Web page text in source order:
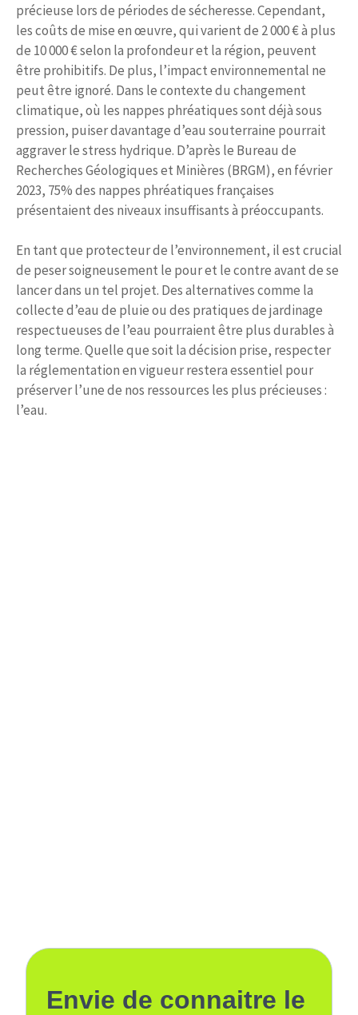
précieuse lors de périodes de sécheresse. Cependant,
les coûts de mise en œuvre, qui varient de 2 000 € à plus
de 10 000 € selon la profondeur et la région, peuvent
être prohibitifs. De plus, l’impact environnemental ne
peut être ignoré. Dans le contexte du changement
climatique, où les nappes phréatiques sont déjà sous
pression, puiser davantage d’eau souterraine pourrait
aggraver le stress hydrique. D’après le Bureau de
Recherches Géologiques et Minières (BRGM), en février
2023, 75% des nappes phréatiques françaises
présentaient des niveaux insuffisants à préoccupants.
En tant que protecteur de l’environnement, il est crucial
de peser soigneusement le pour et le contre avant de se
lancer dans un tel projet. Des alternatives comme la
collecte d’eau de pluie ou des pratiques de jardinage
respectueuses de l’eau pourraient être plus durables à
long terme. Quelle que soit la décision prise, respecter
la réglementation en vigueur restera essentiel pour
préserver l’une de nos ressources les plus précieuses :
l’eau.
Envie de connaitre le